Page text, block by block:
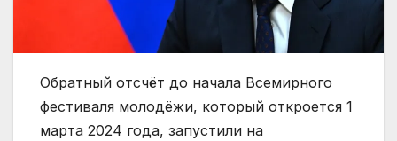
Обратный отсчёт до начала Всемирного
фестиваля молодёжи, который откроется 1
марта 2024 года, запустили на